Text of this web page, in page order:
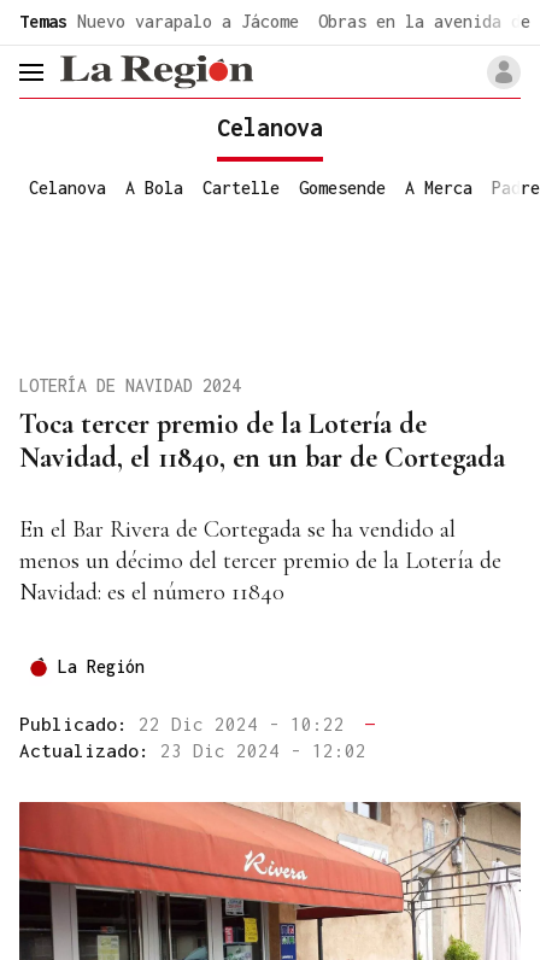
Temas Nuevo varapalo a Jácome Obras en la avenida de
header.menu.open
Celanova
Celanova A Bola Cartelle Gomesende A Merca
Toca tercer premio de la Lotería de
Navidad, el 11840, en un bar de Cortegada
LOTERÍA DE NAVIDAD 2024
En el Bar Rivera de Cortegada se ha vendido al
menos un décimo del tercer premio de la Lotería de
Navidad: es el número 11840
La Región
Publicado: 22 Dic 2024 - 10:22
—
Actualizado: 23 Dic 2024 - 12:02